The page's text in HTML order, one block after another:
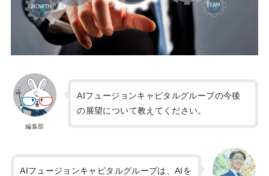
編集部
AIフュージョンキャピタルグループの今後
の展望について教えてください。
AIフュージョンキャピタルグループは、AIを